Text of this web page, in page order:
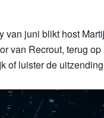
van juni blikt host
van Recrout, terug
of luister de